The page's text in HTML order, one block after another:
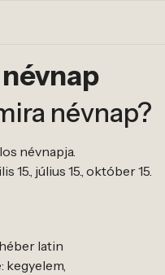
névnap?
névnapja.
15., július 15., október 15.
latin
kegyelem,